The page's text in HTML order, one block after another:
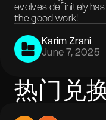
evolves definitely
the good work!
Karim Zrani
June 7, 2025
热门兑